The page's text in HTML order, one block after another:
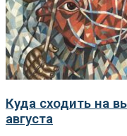
Куда сходить на
августа